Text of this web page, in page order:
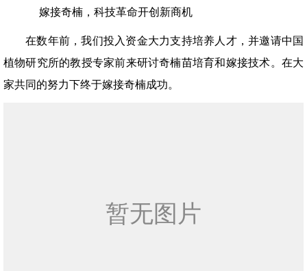
嫁接奇楠，科技革命开创新商机
在数年前，我们投入资金大力支持培养人才，并邀请中国
植物研究所的教授专家前来研讨奇楠苗培育和嫁接技术。在大
家共同的努力下终于嫁接奇楠成功。